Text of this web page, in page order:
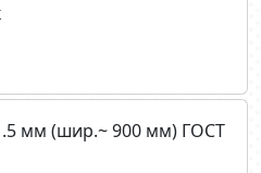
мм (шир.~ 900 мм) ГОСТ